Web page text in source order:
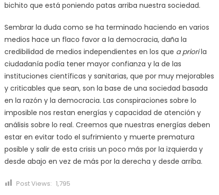
bichito que está poniendo patas arriba nuestra sociedad.
Sembrar la duda como se ha terminado haciendo en varios
medios hace un flaco favor a la democracia, daña la
credibilidad de medios independientes en los que a priorila
ciudadanía podía tener mayor confianza y la de las
instituciones científicas y sanitarias, que por muy mejorables
y criticables que sean, son la base de una sociedad basada
en la razón y la democracia. Las conspiraciones sobre lo
imposible nos restan energías y capacidad de atención y
análisis sobre lo real. Creemos que nuestras energías deben
estar en evitar todo el sufrimiento y muerte prematura
posible y salir de esta crisis un poco más por la izquierda y
desde abajo en vez de más por la derecha y desde arriba.
Post Views: 1,795